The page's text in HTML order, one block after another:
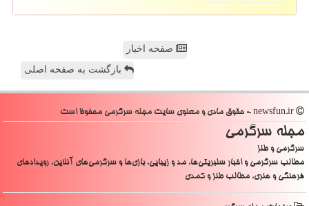
صفحه اخبار
بازگشت به صفحه اصلی
مجله سرگرمی
سرگرمی و طنز
مطالب سرگرمی و اخبار سلبریتی‌ها، مد و زیبایی، بازی‌ها و سرگرمی‌های آنلاین، رویدادهای
فرهنگی و هنری، مطالب طنز و کمدی